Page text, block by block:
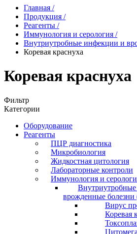
Главная /
Продукция /
Реагенты /
Иммунология и серология /
Внутриутробные инфекции и
Коревая краснуха
Коревая краснуха
Фильтр
Категории
Оборудование
Реагенты
ПЦР диагностика
Микробиология
Жидкостная цитология
Лабораторные контроли
Иммунология и
врожденные болезни
Вирус
Коревая